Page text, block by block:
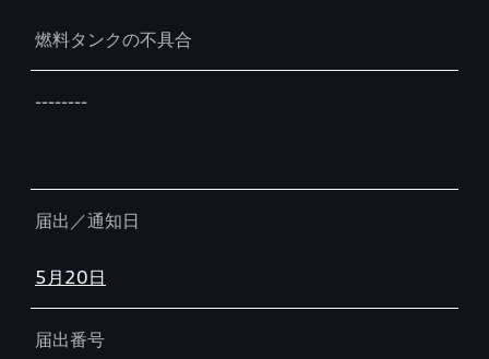
燃料タンクの不具合
--------
届出／通知日
5月20日
届出番号